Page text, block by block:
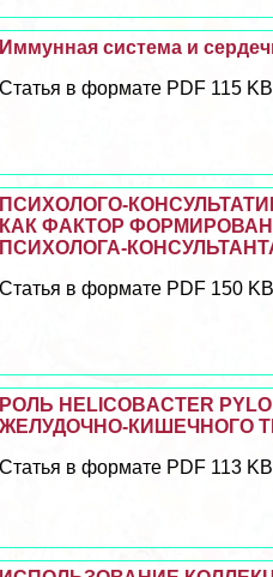
Иммунная система и
Статья в формате PDF 115
ПСИХОЛОГО-
КАК ФАКТОР
ПСИХОЛОГА-
Статья в формате PDF 150
РОЛЬ HELICOBACTER
ЖЕЛУДОЧНО-КИШЕЧНОГО
Статья в формате PDF 113